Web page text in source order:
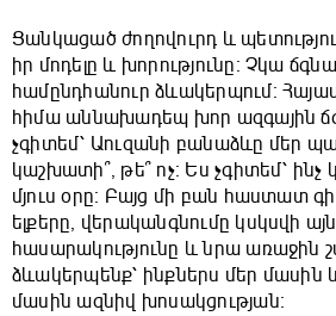
Ցանկացած ժողովուրդ և
իր մոդելը և խորությունը։ Չկա
համընդհանուր ձևակերպում։
հիմա աննախադեպ խոր ազգային
չգիտեմ՝ Աուզանի բանաձևը մեր
կաշխատի՞, թե՞ ոչ։ Ես չգիտեմ՝ ինչ
մյուս օրը։ Բայց մի բան հաստատ
ելքերը, վերականգնումը կսկսվի
հասարակությունը և նրա առաջին
ձևակերպենք՝ ինքներս մեր մասին
մասին ազնիվ խոսակցության։